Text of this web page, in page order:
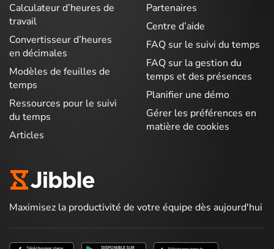
Calculateur d’heures de
travail
Convertisseur d’heures
en décimales
Modèles de feuilles de
temps
Ressources pour le suivi
du temps
Articles
Partenaires
Centre d’aide
FAQ sur le suivi du temps
FAQ sur la gestion du
temps et des présences
Planifier une démo
Gérer les préférences en
matière de cookies
Maximisez la productivité de votre équipe dès aujourd'hui